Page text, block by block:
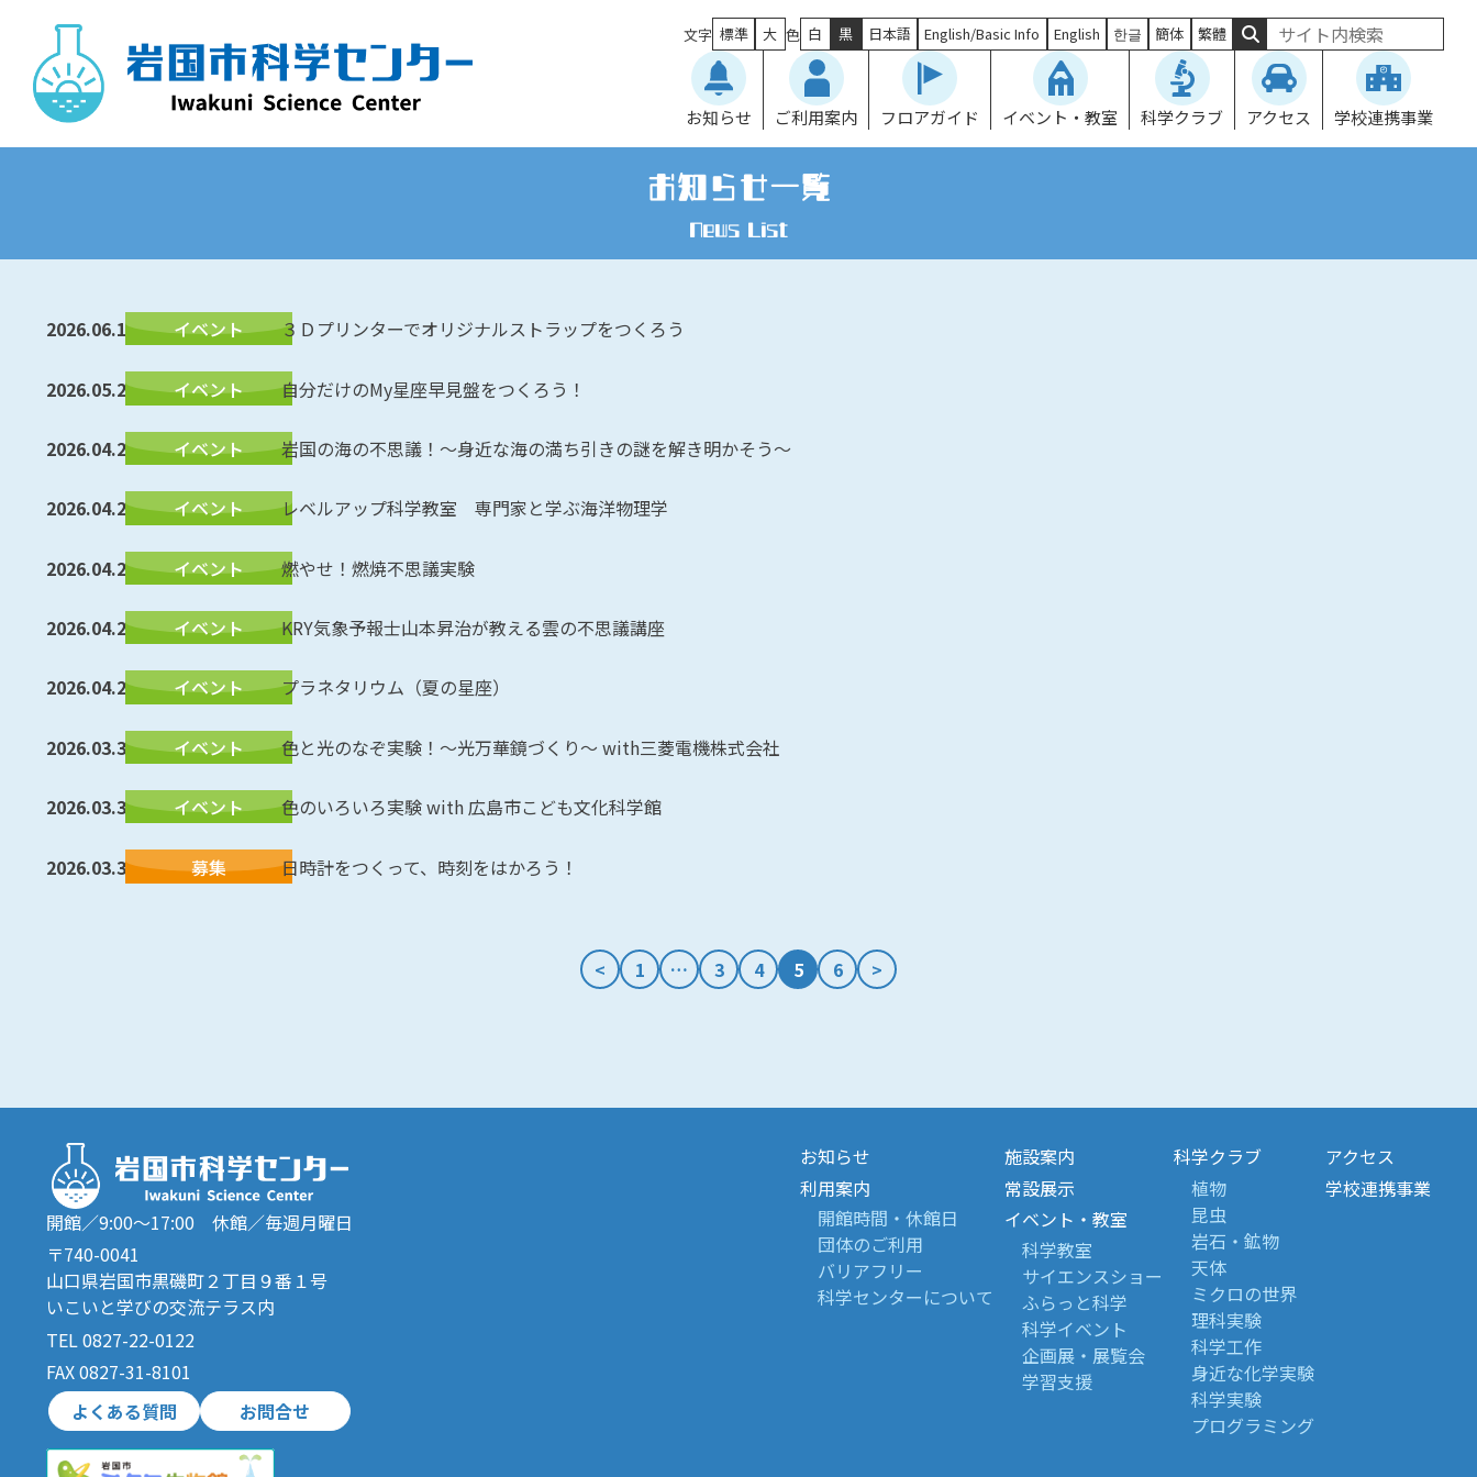
content
文字 標準 大 色 白 黒 日本語 English/Basic Info English 한글 簡体 繁體
お知らせ ご利用案内 フロアガイド イベント・教室 科学クラブ アクセス 学校連携事業
お知らせ一覧
News List
2026.06.16 イベント ３Ｄプリンターでオリジナルストラップをつくろう
2026.05.27 イベント 自分だけのMy星座早見盤をつくろう！
2026.04.29 イベント 岩国の海の不思議！～身近な海の満ち引きの謎を解き明かそう～
2026.04.29 イベント レベルアップ科学教室 専門家と学ぶ海洋物理学
2026.04.29 イベント 燃やせ！燃焼不思議実験
2026.04.29 イベント KRY気象予報士山本昇治が教える雲の不思議講座
2026.04.29 イベント プラネタリウム（夏の星座）
2026.03.30 イベント 色と光のなぞ実験！～光万華鏡づくり～ with三菱電機株式会社
2026.03.30 イベント 色のいろいろ実験 with 広島市こども文化科学館
2026.03.30 募集 日時計をつくって、時刻をはかろう！
< 1 … 3 4 5 6 >
開館／9:00～17:00 休館／毎週月曜日
〒740-0041
山口県岩国市黒磯町２丁目９番１号
いこいと学びの交流テラス内
TEL 0827-22-0122
FAX 0827-31-8101
よくある質問
お問合せ
お知らせ
利用案内
開館時間・休館日
団体のご利用
バリアフリー
科学センターについて
施設案内
常設展示
イベント・教室
科学教室
サイエンスショー
ふらっと科学
科学イベント
企画展・展覧会
学習支援
科学クラブ
植物
昆虫
岩石・鉱物
天体
ミクロの世界
理科実験
科学工作
身近な化学実験
科学実験
プログラミング
アクセス
学校連携事業